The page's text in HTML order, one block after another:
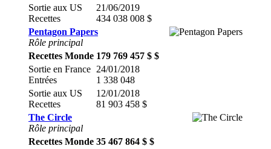
Sortie aux US
Recettes
21/06/2019
434 038 008 $
Pentagon Papers
Rôle principal
Recettes Monde 179 769 457 $ $
Sortie en France
Entrées
24/01/2018
1 338 048
Sortie aux US
Recettes
12/01/2018
81 903 458 $
The Circle
Rôle principal
Recettes Monde 35 467 864 $ $